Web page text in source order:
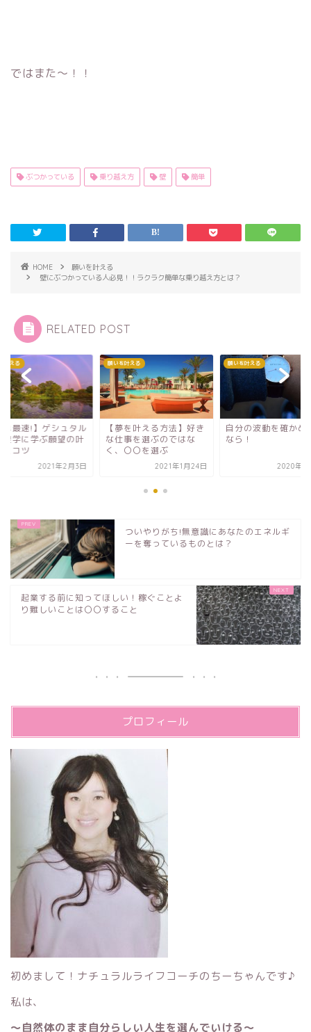
ではまた〜！！
ぶつかっている 乗り越え方 壁 簡単
HOME
願いを叶える
壁にぶつかっている人必見！！ラクラク簡単な乗り越え方とは？
RELATED POST
叶える
を叶える方法】好き
事を選ぶのではな
〇を選ぶ
2021年1月24日
願いを叶える
自分の波動を確かめたい
なら！
2020年2月2日
願いを叶える
【簡単最速!】ゲシ
ト心理学に学ぶ願望
2021年2
ついやりがち!無意識にあなたのエネルギ
ーを奪っているものとは？
起業する前に知ってほしい！稼ぐことよ
り難しいことは〇〇すること
プロフィール
初めまして！ナチュラルライフコーチのちーちゃんです♪
私は、
〜自然体のまま自分らしい人生を選んでいける〜